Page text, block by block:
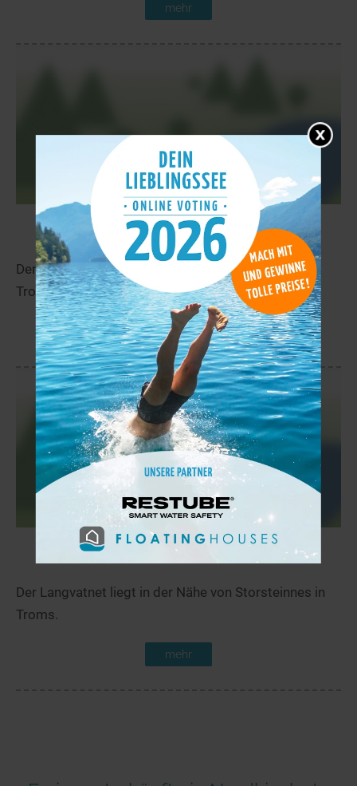
mehr
Litlevatnet 19,2 km
Der Litlevatnet liegt in der Nähe von Storsteinnes in
Troms.
mehr
Langvatnet 21,8 km
Der Langvatnet liegt in der Nähe von Storsteinnes in
Troms.
mehr